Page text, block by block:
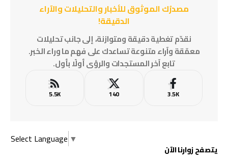
مصدرُك الموثوق للأخبار والتحليلات والآراء
الدقيقة!
نقدّم تغطية دقيقة ومتوازنة، إلى جانب تحليلات
معمّقة وآراء متنوعة تساعدك على فهم ما وراء الخبر.
تابع آخر المستجدات والرؤى أولًا بأول.
3.5K
140
5.5K
Select Language ▼
يتصفح زوارنا الآن